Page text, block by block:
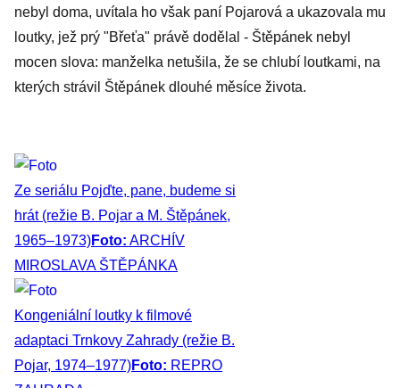
nebyl doma, uvítala ho však paní Pojarová a ukazovala mu
loutky, jež prý "Břeťa" právě dodělal - Štěpánek nebyl
mocen slova: manželka netušila, že se chlubí loutkami, na
kterých strávil Štěpánek dlouhé měsíce života.
Ze seriálu Pojďte, pane, budeme si
hrát (režie B. Pojar a M. Štěpánek,
1965–1973)Foto: ARCHÍV
MIROSLAVA ŠTĚPÁNKA
Kongeniální loutky k filmové
adaptaci Trnkovy Zahrady (režie B.
Pojar, 1974–1977)Foto: REPRO